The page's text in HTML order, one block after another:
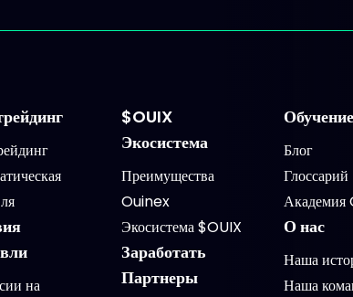
на
$OUIX
Экосистема
Преимущества
Ouinex
Экосистема $OUIX
Заработать
Партнеры
Обучение
Блог
Глоссарий
Академия
О нас
Наша
Наша